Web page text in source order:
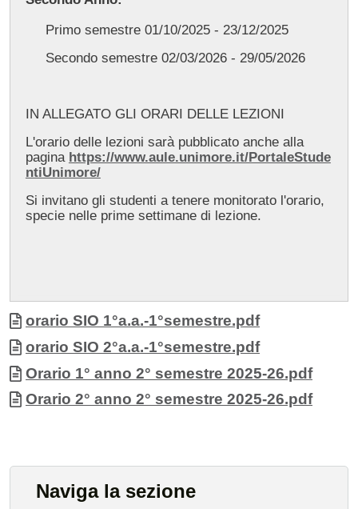
Primo semestre 01/10/2025 - 23/12/2025
Secondo semestre 02/03/2026 - 29/05/2026
IN ALLEGATO GLI ORARI DELLE LEZIONI
L'orario delle lezioni sarà pubblicato anche alla
pagina https://www.aule.unimore.it/PortaleStude
ntiUnimore/
Si invitano gli studenti a tenere monitorato l'orario,
specie nelle prime settimane di lezione.
Allegati
Documento
orario SIO 1°a.a.-1°semestre.pdf
Documento
orario SIO 2°a.a.-1°semestre.pdf
Documento
Orario 1° anno 2° semestre 2025-26.pdf
Documento
Orario 2° anno 2° semestre 2025-26.pdf
Naviga la sezione